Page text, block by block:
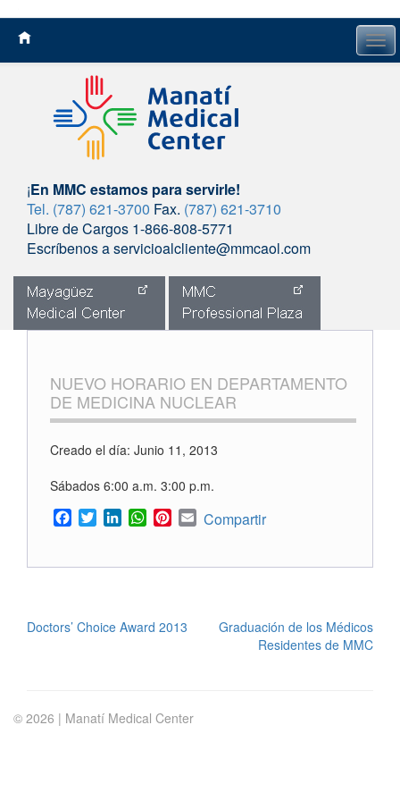
¡En MMC estamos para servirle!
Tel. (787) 621-3700 Fax. (787) 621-3710
Libre de Cargos 1-866-808-5771
Escríbenos a servicioalcliente@mmcaol.com
contentNUEVO HORARIO EN DEPARTAMENTO
DE MEDICINA NUCLEAR
Creado el día: Junio 11, 2013
Sábados 6:00 a.m. 3:00 p.m.
Facebook
TwitterLinkedInWhatsApp
Pinterest
Email
Compartir
POST
Doctors’ Choice Award 2013
Graduación de los Médicos
Residentes de MMC
© 2026 | Manatí Medical Center